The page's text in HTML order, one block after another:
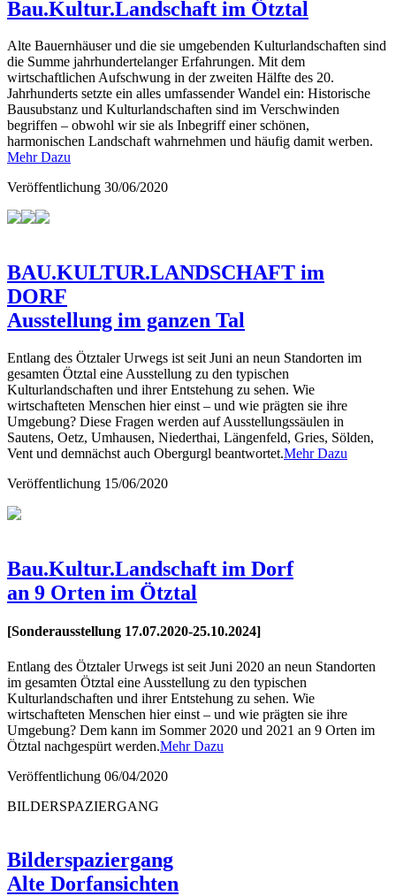
Bau.Kultur.Landschaft im Ötztal
Alte Bauernhäuser und die sie umgebenden Kulturlandschaften sind
die Summe jahrhundertelanger Erfahrungen. Mit dem
wirtschaftlichen Aufschwung in der zweiten Hälfte des 20.
Jahrhunderts setzte ein alles umfassender Wandel ein: Historische
Bausubstanz und Kulturlandschaften sind im Verschwinden
begriffen – obwohl wir sie als Inbegriff einer schönen,
harmonischen Landschaft wahrnehmen und häufig damit werben.
Mehr Dazu
Veröffentlichung 30/06/2020
BAU.KULTUR.LANDSCHAFT im
DORF
Ausstellung im ganzen Tal
Entlang des Ötztaler Urwegs ist seit Juni an neun Standorten im
gesamten Ötztal eine Ausstellung zu den typischen
Kulturlandschaften und ihrer Entstehung zu sehen. Wie
wirtschafteten Menschen hier einst – und wie prägten sie ihre
Umgebung? Diese Fragen werden auf Ausstellungssäulen in
Sautens, Oetz, Umhausen, Niederthai, Längenfeld, Gries, Sölden,
Vent und demnächst auch Obergurgl beantwortet.Mehr Dazu
Veröffentlichung 15/06/2020
Bau.Kultur.Landschaft im Dorf
an 9 Orten im Ötztal
[Sonderausstellung 17.07.2020-25.10.2024]
Entlang des Ötztaler Urwegs ist seit Juni 2020 an neun Standorten
im gesamten Ötztal eine Ausstellung zu den typischen
Kulturlandschaften und ihrer Entstehung zu sehen. Wie
wirtschafteten Menschen hier einst – und wie prägten sie ihre
Umgebung? Dem kann im Sommer 2020 und 2021 an 9 Orten im
Ötztal nachgespürt werden.Mehr Dazu
Veröffentlichung 06/04/2020
BILDERSPAZIERGANG
Bilderspaziergang
Alte Dorfansichten